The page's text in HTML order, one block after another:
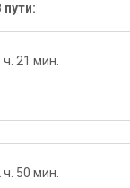
пути:
ч. 21 мин.
ч. 50 мин.